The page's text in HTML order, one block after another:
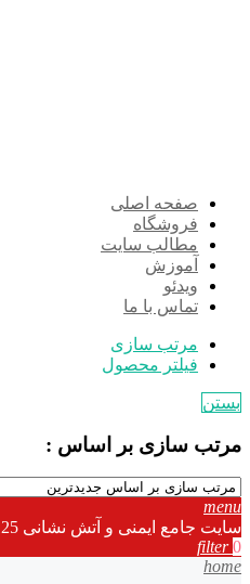
صفحه اصلی
فروشگاه
مطالب سایت
آموزش
ویدئو
تماس با ما
مرتب سازی
فیلتر محصول
بستن
مرتب سازی بر اساس :
menu
سایت جامع ایمنی و آتش نشانی Ir125
filter 0
home